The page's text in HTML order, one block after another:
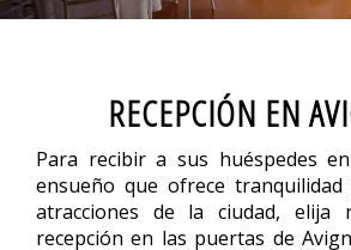
RECEPCIÓN EN
Para recibir a sus huéspedes
ensueño que ofrece
atracciones de la ciudad, elija
recepción en las puertas de